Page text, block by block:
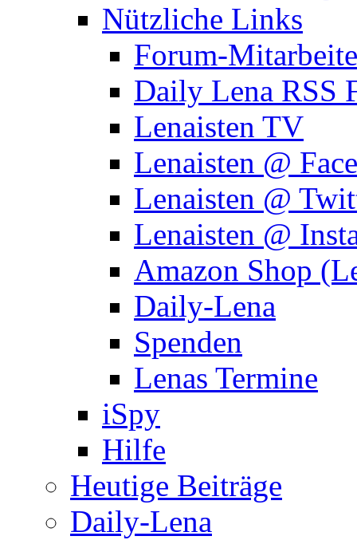
Nützliche Links
Forum-
Daily Lena RSS
Lenaisten TV
Lenaisten @
Lenaisten @
Lenaisten @
Amazon Shop
Daily-Lena
Spenden
Lenas Termine
iSpy
Hilfe
Heutige Beiträge
Daily-Lena